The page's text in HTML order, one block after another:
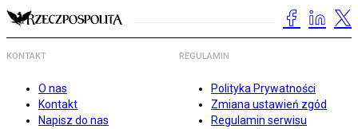
KONTAKT
O nas
Kontakt
Napisz do nas
REGULAMIN
Polityka Prywatności
Zmiana ustawień zgód
Regulamin serwisu